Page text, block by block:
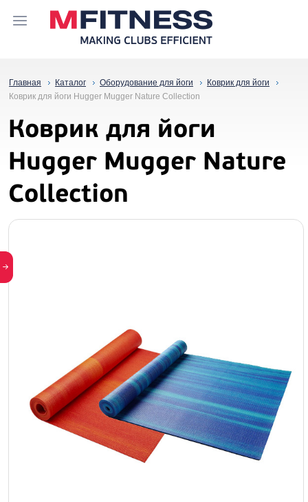
Главная Каталог Оборудование для йоги
Коврик для йоги
Коврик для йоги Hugger Mugger Nature Collection
Коврик для йоги
Hugger Mugger Nature
Collection